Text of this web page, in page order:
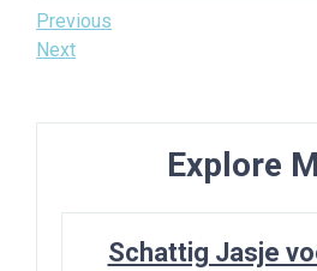
Bericht
navigatie
Previous
Post
Previous
Next
Next
Explore
Schattig Jasje